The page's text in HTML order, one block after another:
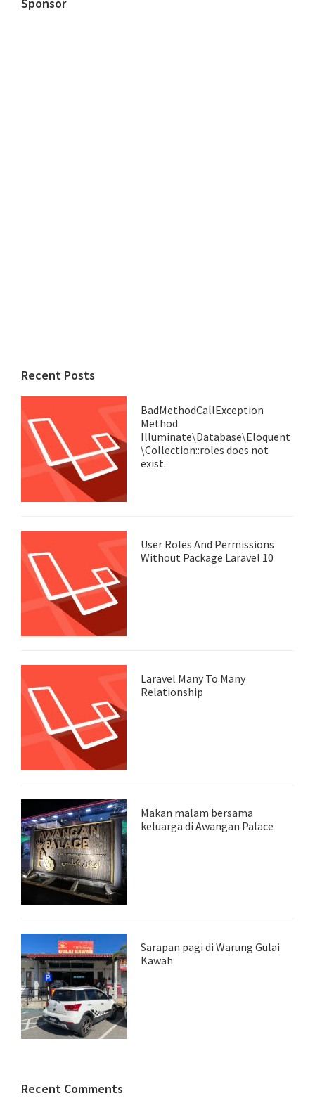
Recent Posts
BadMethodCallException
Method
Illuminate\Database\Eloquent
\Collection::roles does not
exist.
User Roles And Permissions
Without Package Laravel 10
Laravel Many To Many
Relationship
Makan malam bersama
keluarga di Awangan Palace
Sarapan pagi di Warung Gulai
Kawah
Recent Comments